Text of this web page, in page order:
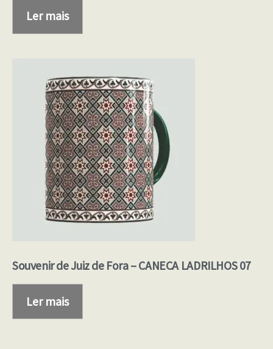
Ler mais
Souvenir de Juiz de Fora – CANECA LADRILHOS 07
Ler mais